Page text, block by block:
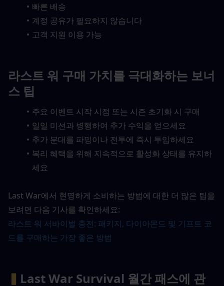
빠른 배송
계정 공유가 필요하지 않습니다
고객 지원 이용 가능
라스트 워 구매 가치를 극대화하는 보너
스 팁
주요 이벤트 시작 시점 또는 시즌 초기화 시 구매
일일 미션과 병행하여 추가 수익을 얻으세요
추가 분대를 파밍이나 전투에 즉시 투입하세요
복리 혜택을 위해 지속적으로 활성화 상태를 유지하
세요
Last War에서 현명하게 소비하는 방법에 대한 더 많은 팁을
보려면 다음 기사를 확인하세요:
라스트 워 서바이벌 충전: 패키지, 다이아몬드 및 기프트 코
드를 구매하는 가장 좋은 방법
▍ Last War Survival 월간 패스에 관